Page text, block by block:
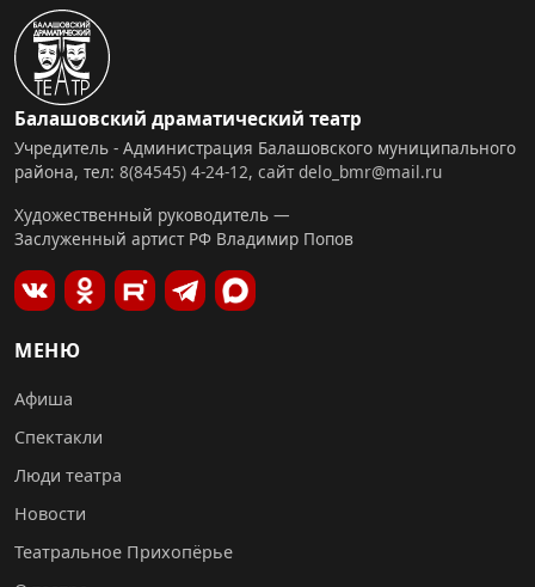
Балашовский драматический театр
Учредитель - Администрация Балашовского муниципального
района, тел: 8(84545) 4-24-12, сайт delo_bmr@mail.ru
Художественный руководитель —
Заслуженный артист РФ Владимир Попов
МЕНЮ
Афиша
Спектакли
Люди театра
Новости
Театральное Прихопёрье